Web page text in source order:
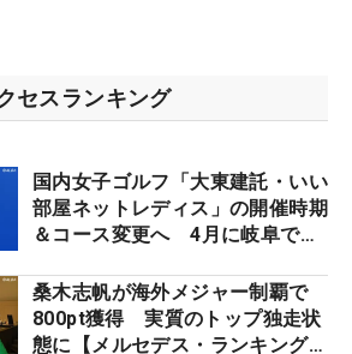
セスランキング
国内女子ゴルフ「大東建託・いい
部屋ネットレディス」の開催時期
＆コース変更へ 4月に岐阜で開
桑木志帆が海外メジャー制覇で
800pt獲得 実質のトップ独走状
態に【メルセデス・ランキング番